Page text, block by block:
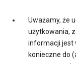
Uważamy, że
użytkowania,
informacji jest
konieczne do